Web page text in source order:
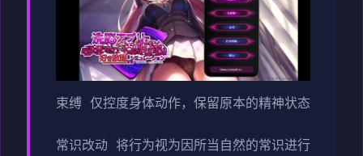
束缚 仅控度身体动作，保留原本的精神状态
常识改动 将行为视为因所当自然的常识进行